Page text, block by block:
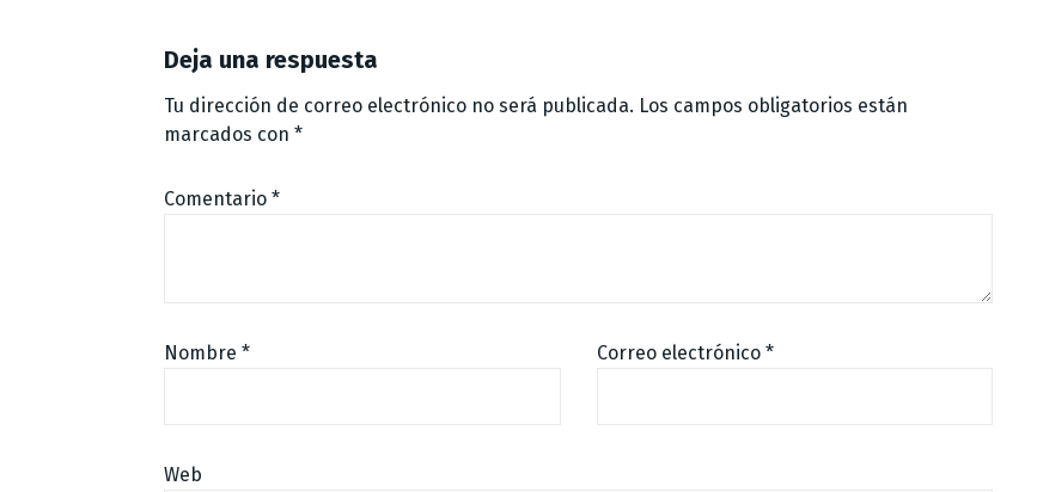
Deja una respuesta
Tu dirección de correo electrónico no será publicada. Los campos obligatorios están
marcados con *
Comentario *
Nombre * Correo electrónico *
Web